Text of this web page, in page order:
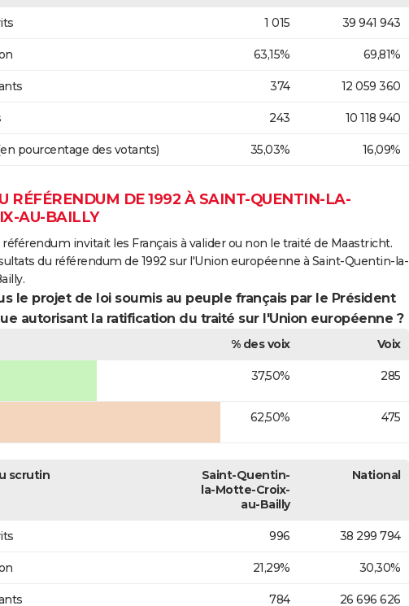
1 015 39 941 943
63,15% 69,81%
374 12 059 360
243 10 118 940
pourcentage des votants) 35,03% 16,09%
RÉFÉRENDUM DE 1992 À SAINT-QUENTIN-LA-
AU-BAILLY
référendum invitait les Français à valider ou non le traité de Maastricht.
du référendum de 1992 sur l'Union européenne à Saint-Quentin-la-
le projet de loi soumis au peuple français par le Président
autorisant la ratification du traité sur l'Union européenne ?
% des voix
Voix
37,50% 285
62,50% 475
scrutin
Saint-Quentin-
la-Motte-Croix-
au-Bailly
National
996 38 299 794
21,29% 30,30%
784 26 696 626